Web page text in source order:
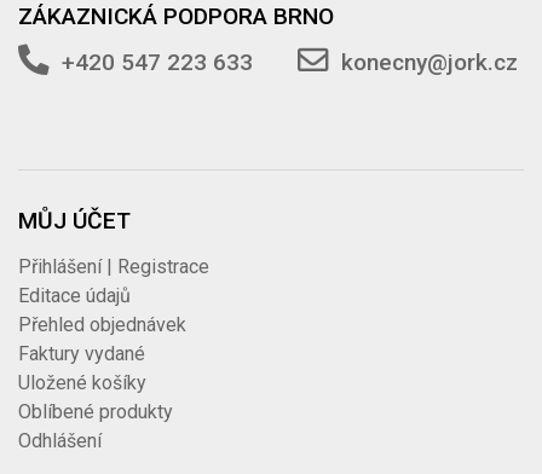
ZÁKAZNICKÁ PODPORA BRNO
+420 547 223 633
konecny@jork.cz
MŮJ ÚČET
Přihlášení | Registrace
Editace údajů
Přehled objednávek
Faktury vydané
Uložené košíky
Oblíbené produkty
Odhlášení